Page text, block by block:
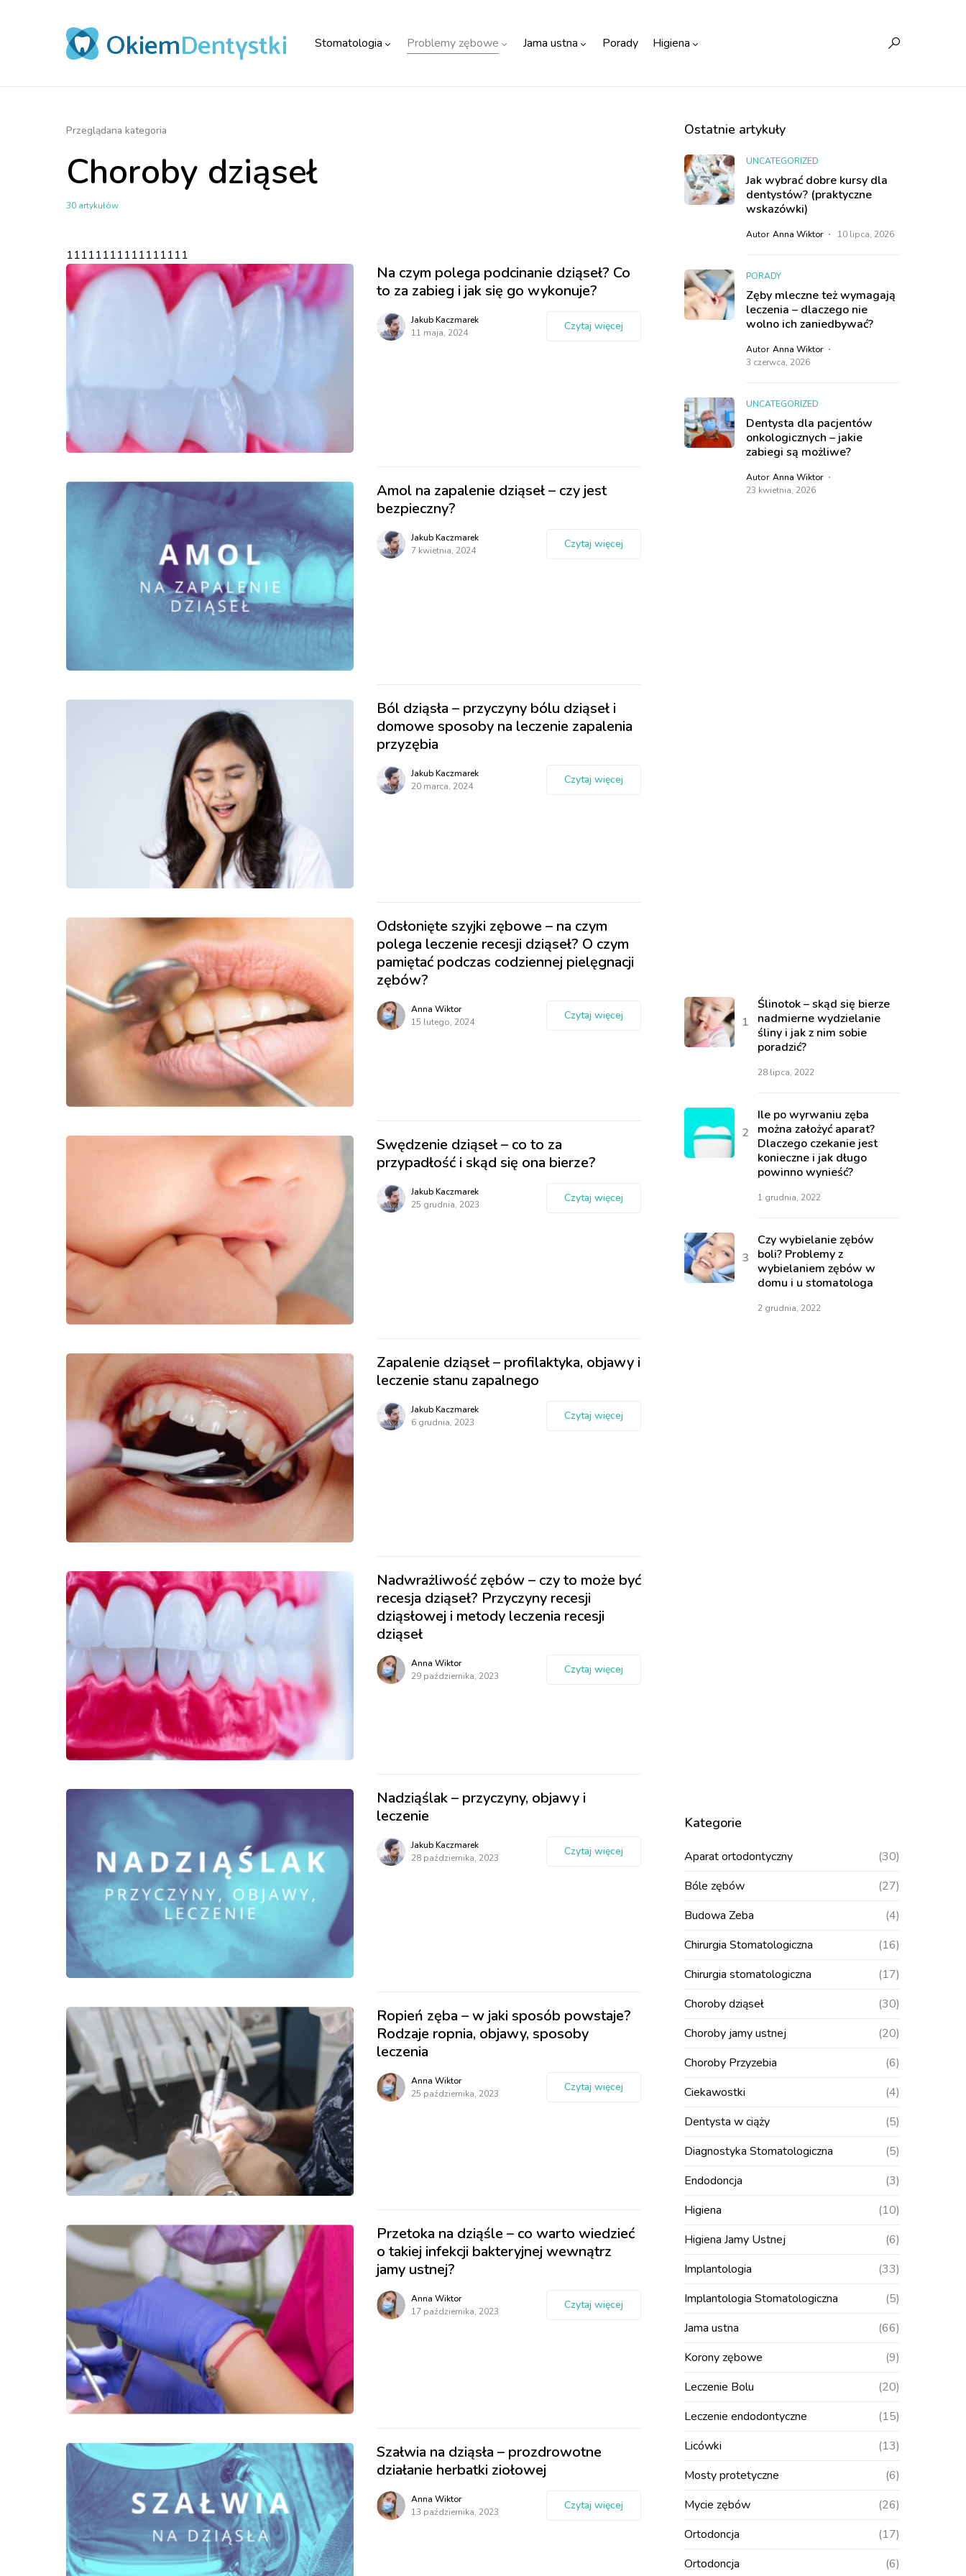
Stomatologia Problemy zębowe Jama ustna Porady Higiena
Przeglądana kategoria
Choroby dziąseł
30 artykułów
11111111111111111
Na czym polega podcinanie dziąseł? Co
to za zabieg i jak się go wykonuje?
Jakub Kaczmarek
11 maja, 2024
Czytaj więcej
Amol na zapalenie dziąseł – czy jest
bezpieczny?
Jakub Kaczmarek
7 kwietnia, 2024
Czytaj więcej
Ból dziąsła – przyczyny bólu dziąseł i
domowe sposoby na leczenie zapalenia
przyzębia
Jakub Kaczmarek
20 marca, 2024
Czytaj więcej
Odsłonięte szyjki zębowe – na czym
polega leczenie recesji dziąseł? O czym
pamiętać podczas codziennej pielęgnacji
zębów?
Anna Wiktor
15 lutego, 2024
Czytaj więcej
Swędzenie dziąseł – co to za
przypadłość i skąd się ona bierze?
Jakub Kaczmarek
25 grudnia, 2023
Czytaj więcej
Zapalenie dziąseł – profilaktyka, objawy i
leczenie stanu zapalnego
Jakub Kaczmarek
6 grudnia, 2023
Czytaj więcej
Nadwrażliwość zębów – czy to może być
recesja dziąseł? Przyczyny recesji
dziąsłowej i metody leczenia recesji
dziąseł
Anna Wiktor
29 października, 2023
Czytaj więcej
Nadziąślak – przyczyny, objawy i
leczenie
Jakub Kaczmarek
28 października, 2023
Czytaj więcej
Ropień zęba – w jaki sposób powstaje?
Rodzaje ropnia, objawy, sposoby
leczenia
Anna Wiktor
25 października, 2023
Czytaj więcej
Przetoka na dziąśle – co warto wiedzieć
o takiej infekcji bakteryjnej wewnątrz
jamy ustnej?
Anna Wiktor
17 października, 2023
Czytaj więcej
Szałwia na dziąsła – prozdrowotne
działanie herbatki ziołowej
Anna Wiktor
13 października, 2023
Czytaj więcej
Ostatnie artykuły
UNCATEGORIZED
Jak wybrać dobre kursy dla
dentystów? (praktyczne
wskazówki)
Autor Anna Wiktor 10 lipca, 2026
PORADY
Zęby mleczne też wymagają
leczenia – dlaczego nie
wolno ich zaniedbywać?
Autor Anna Wiktor
3 czerwca, 2026
UNCATEGORIZED
Dentysta dla pacjentów
onkologicznych – jakie
zabiegi są możliwe?
Autor Anna Wiktor
23 kwietnia, 2026
Ślinotok – skąd się bierze
nadmierne wydzielanie
śliny i jak z nim sobie
poradzić?
28 lipca, 2022
Ile po wyrwaniu zęba
można założyć aparat?
Dlaczego czekanie jest
konieczne i jak długo
powinno wynieść?
1 grudnia, 2022
Czy wybielanie zębów
boli? Problemy z
wybielaniem zębów w
domu i u stomatologa
2 grudnia, 2022
Kategorie
Aparat ortodontyczny
(30)
Bóle zębów
(27)
Budowa Zeba
(4)
Chirurgia Stomatologiczna
(16)
Chirurgia stomatologiczna
(17)
Choroby dziąseł
(30)
Choroby jamy ustnej
(20)
Choroby Przyzebia
(6)
Ciekawostki
(4)
Dentysta w ciąży
(5)
Diagnostyka Stomatologiczna
(5)
Endodoncja
(3)
Higiena
(10)
Higiena Jamy Ustnej
(6)
Implantologia
(33)
Implantologia Stomatologiczna
(5)
Jama ustna
(66)
Korony zębowe
(9)
Leczenie Bolu
(20)
Leczenie endodontyczne
(15)
Licówki
(13)
Mosty protetyczne
(6)
Mycie zębów
(26)
Ortodoncja
(17)
Ortodoncja
(6)